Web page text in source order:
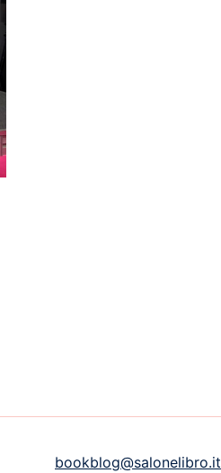
bookblog@salonelibro.it